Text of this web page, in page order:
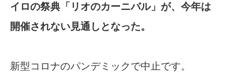
イロの祭典「リオのカーニバル」が、今年は
開催されない見通しとなった。
新型コロナのパンデミックで中止です。